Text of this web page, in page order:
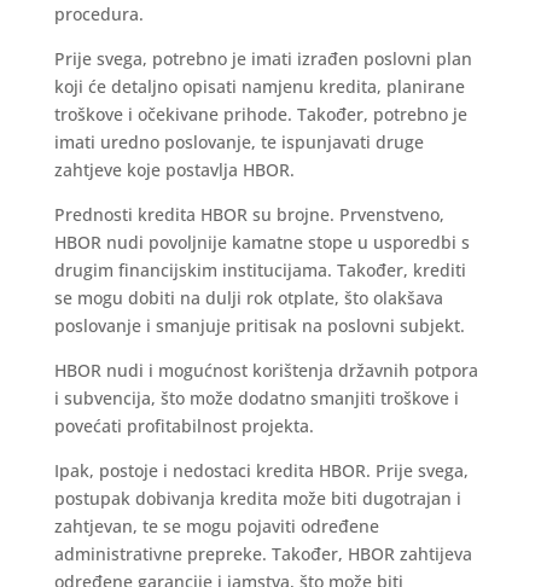
procedura.
Prije svega, potrebno je imati izrađen poslovni plan
koji će detaljno opisati namjenu kredita, planirane
troškove i očekivane prihode. Također, potrebno je
imati uredno poslovanje, te ispunjavati druge
zahtjeve koje postavlja HBOR.
Prednosti kredita HBOR su brojne. Prvenstveno,
HBOR nudi povoljnije kamatne stope u usporedbi s
drugim financijskim institucijama. Također, krediti
se mogu dobiti na dulji rok otplate, što olakšava
poslovanje i smanjuje pritisak na poslovni subjekt.
HBOR nudi i mogućnost korištenja državnih potpora
i subvencija, što može dodatno smanjiti troškove i
povećati profitabilnost projekta.
Ipak, postoje i nedostaci kredita HBOR. Prije svega,
postupak dobivanja kredita može biti dugotrajan i
zahtjevan, te se mogu pojaviti određene
administrativne prepreke. Također, HBOR zahtijeva
određene garancije i jamstva, što može biti